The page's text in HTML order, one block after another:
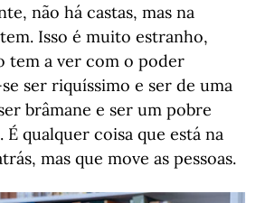
não há castas, mas na
Isso é muito estranho,
tem a ver com o poder
ser riquíssimo e ser de uma
brâmane e ser um pobre
qualquer coisa que está na
mas que move as pessoas.